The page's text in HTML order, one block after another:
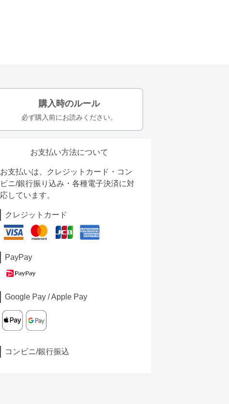
購入時のルール
必ず購入前にお読みください。
お支払い方法について
お支払いは、クレジットカード・コン
ビニ/銀行振り込み・各種電子決済に対
応しています。
クレジットカード
PayPay
Google Pay / Apple Pay
コンビニ/銀行振込